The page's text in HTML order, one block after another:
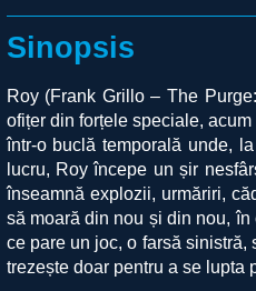
Sinopsis
Roy (Frank Grillo – The
ofițer din forțele speciale,
într-o buclă temporală unde,
lucru, Roy începe un șir
înseamnă explozii, urmăriri,
să moară din nou și din nou,
ce pare un joc, o farsă
trezește doar pentru a se lupta